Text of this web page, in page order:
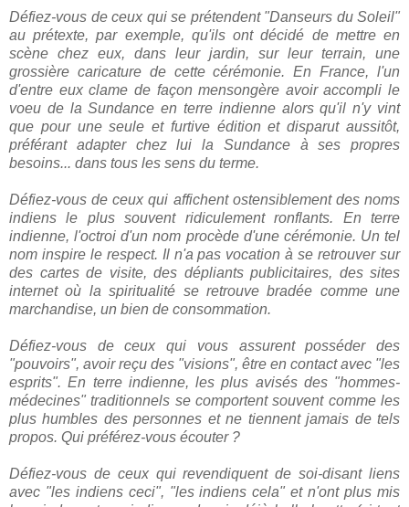
Défiez-vous de ceux qui se prétendent "Danseurs du Soleil"
au prétexte, par exemple, qu'ils ont décidé de mettre en
scène chez eux, dans leur jardin, sur leur terrain, une
grossière caricature de cette cérémonie. En France, l'un
d'entre eux clame de façon mensongère avoir accompli le
voeu de la Sundance en terre indienne alors qu'il n'y vint
que pour une seule et furtive édition et disparut aussitôt,
préférant adapter chez lui la Sundance à ses propres
besoins... dans tous les sens du terme.
Défiez-vous de ceux qui affichent ostensiblement des noms
indiens le plus souvent ridiculement ronflants. En terre
indienne, l'octroi d'un nom procède d'une cérémonie. Un tel
nom inspire le respect. Il n'a pas vocation à se retrouver sur
des cartes de visite, des dépliants publicitaires, des sites
internet où la spiritualité se retrouve bradée comme une
marchandise, un bien de consommation.
Défiez-vous de ceux qui vous assurent posséder des
"pouvoirs", avoir reçu des "visions", être en contact avec "les
esprits". En terre indienne, les plus avisés des "hommes-
médecines" traditionnels se comportent souvent comme les
plus humbles des personnes et ne tiennent jamais de tels
propos. Qui préférez-vous écouter ?
Défiez-vous de ceux qui revendiquent de soi-disant liens
avec "les indiens ceci", "les indiens cela" et n'ont plus mis